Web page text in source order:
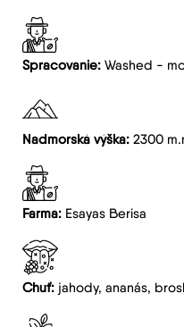
Spracovanie:Washed -
Nadmorská výška:2300
Farma: Esayas Berisa
Chuť: jahody, ananás,